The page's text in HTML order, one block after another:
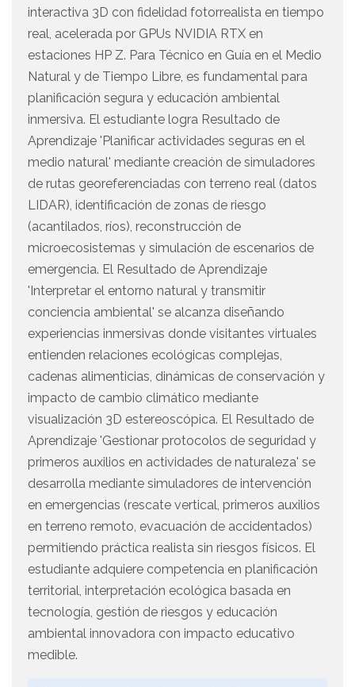
interactiva 3D con fidelidad fotorrealista en tiempo
real, acelerada por GPUs NVIDIA RTX en
estaciones HP Z. Para Técnico en Guía en el Medio
Natural y de Tiempo Libre, es fundamental para
planificación segura y educación ambiental
inmersiva. El estudiante logra Resultado de
Aprendizaje 'Planificar actividades seguras en el
medio natural' mediante creación de simuladores
de rutas georeferenciadas con terreno real (datos
LIDAR), identificación de zonas de riesgo
(acantilados, ríos), reconstrucción de
microecosistemas y simulación de escenarios de
emergencia. El Resultado de Aprendizaje
'Interpretar el entorno natural y transmitir
conciencia ambiental' se alcanza diseñando
experiencias inmersivas donde visitantes virtuales
entienden relaciones ecológicas complejas,
cadenas alimenticias, dinámicas de conservación y
impacto de cambio climático mediante
visualización 3D estereoscópica. El Resultado de
Aprendizaje 'Gestionar protocolos de seguridad y
primeros auxilios en actividades de naturaleza' se
desarrolla mediante simuladores de intervención
en emergencias (rescate vertical, primeros auxilios
en terreno remoto, evacuación de accidentados)
permitiendo práctica realista sin riesgos físicos. El
estudiante adquiere competencia en planificación
territorial, interpretación ecológica basada en
tecnología, gestión de riesgos y educación
ambiental innovadora con impacto educativo
medible.